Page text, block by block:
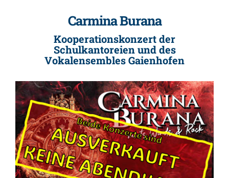
Carmina Burana
Kooperationskonzert der
Schulkantoreien und des
Vokalensembles Gaienhofen